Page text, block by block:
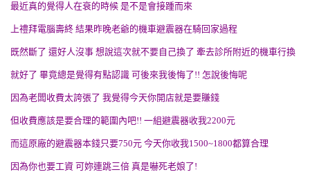
最近真的覺得人在衰的時候 是不是會接踵而來
上禮拜電腦壽終 結果昨晚老爺的機車避震器在騎回家過程
既然斷了 還好人沒事 想說這次就不要自己換了 牽去診所附近的機車行換
就好了 畢竟總是覺得有點認識 可後來我後悔了!! 怎說後悔呢
因為老闆收費太誇張了 我覺得今天你開店就是要賺錢
但收費應該是要合理的範圍內吧!! 一組避震器收我2200元
而這原廠的避震器本錢只要750元 今天你收我1500~1800都算合理
因為你也要工資 可妳連跳三倍 真是嚇死老娘了!